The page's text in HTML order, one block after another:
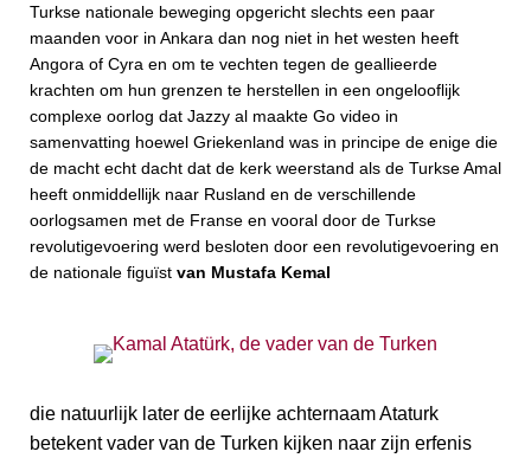
Turkse nationale beweging opgericht slechts een paar
maanden voor in Ankara dan nog niet in het westen heeft
Angora of Cyra en om te vechten tegen de geallieerde
krachten om hun grenzen te herstellen in een ongelooflijk
complexe oorlog dat Jazzy al maakte Go video in
samenvatting hoewel Griekenland was in principe de enige die
de macht echt dacht dat de kerk weerstand als de Turkse Amal
heeft onmiddellijk naar Rusland en de verschillende
oorlogsamen met de Franse en vooral door de Turkse
revolutigevoering werd besloten door een revolutigevoering en
de nationale figuïst van Mustafa Kemal
die natuurlijk later de eerlijke achternaam Ataturk
betekent vader van de Turken kijken naar zijn erfenis